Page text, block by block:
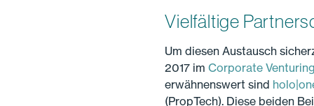
Vielfältige
Um diesen Austausch
2017 imCorporate
erwähnenswert sind
(PropTech). Diese beiden